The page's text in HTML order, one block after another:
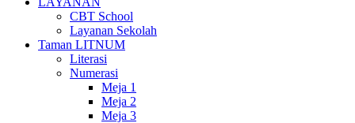
CBT School
Layanan Sekolah
Taman LITNUM
Literasi
Numerasi
Meja 1
Meja 2
Meja 3